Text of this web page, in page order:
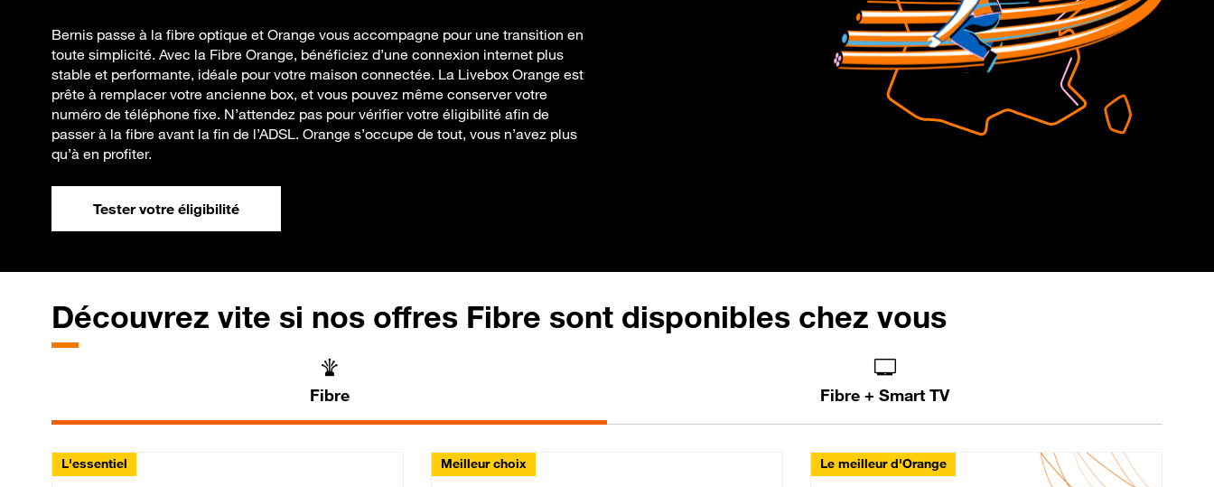
Bernis passe à la fibre optique et Orange vous accompagne pour une transition en
toute simplicité. Avec la Fibre Orange, bénéficiez d’une connexion internet plus
stable et performante, idéale pour votre maison connectée. La Livebox Orange est
prête à remplacer votre ancienne box, et vous pouvez même conserver votre
numéro de téléphone fixe. N’attendez pas pour vérifier votre éligibilité afin de
passer à la fibre avant la fin de l’ADSL. Orange s’occupe de tout, vous n’avez plus
qu’à en profiter.
Tester votre éligibilité
Découvrez vite si nos offres Fibre sont disponibles chez vous
Fibre Fibre + Smart TV
L'essentiel Meilleur choix Le meilleur d'Orange